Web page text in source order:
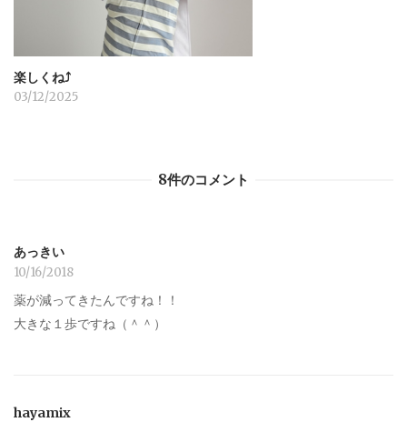
楽しくね⤴︎
03/12/2025
8件のコメント
あっきい
10/16/2018
薬が減ってきたんですね！！
大きな１歩ですね（＾＾）
hayamix